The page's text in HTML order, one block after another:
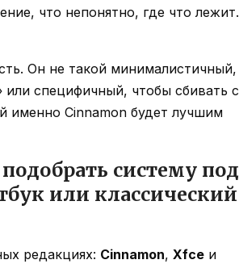
что непонятно, где что лежит.
Он не такой минималистичный,
или специфичный, чтобы сбивать с
именно Cinnamon будет лучшим
систему под
или классический
редакциях: Cinnamon, Xfce и